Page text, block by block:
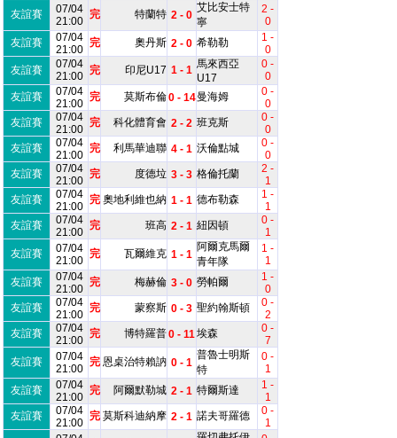
友誼賽
07/04
21:00
完 特蘭特 2 - 0
艾比安士特
寧
2 -
0
友誼賽
07/04
21:00
完 奧丹斯 2 - 0 希勒勒
1 -
0
友誼賽
07/04
21:00 完 印尼U17 1 - 1 馬來西亞
U17
0 -
0
友誼賽
07/04
21:00
完 莫斯布倫0 - 14曼海姆
0 -
0
友誼賽
07/04
21:00
完 科化體育會 2 - 2 班克斯
0 -
0
友誼賽
07/04
21:00
完 利馬華迪聯 4 - 1 沃倫點城
0 -
0
友誼賽
07/04
21:00
完 度德垃 3 - 3 格倫托蘭
2 -
1
友誼賽
07/04
21:00
完 奧地利維也納 1 - 1 德布勒森
1 -
1
友誼賽
07/04
21:00
完 班高 2 - 1 紐因頓
0 -
1
友誼賽
07/04
21:00
完 瓦爾維克 1 - 1
阿爾克馬爾
青年隊
1 -
1
友誼賽
07/04
21:00
完 梅赫倫 3 - 0 勞帕爾
1 -
0
友誼賽
07/04
21:00
完 蒙察斯 0 - 3 聖約翰斯頓
0 -
2
友誼賽
07/04
21:00
完 博特羅普0 - 11埃森
0 -
7
友誼賽
07/04
21:00
完 恩桌治特賴訥 0 - 1
普魯士明斯
特
0 -
1
友誼賽
07/04
21:00
完 阿爾默勒城 2 - 1 特爾斯達
1 -
1
友誼賽
07/04
21:00
完 莫斯科迪納摩 2 - 1 諾夫哥羅德
0 -
1